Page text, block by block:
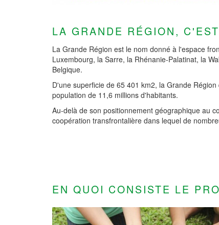
LA GRANDE RÉGION,
La Grande Région est le nom donné à l'espace
Luxembourg, la Sarre, la Rhénanie-Palatinat, la
Belgique.
D'une superficie de 65 401 km2, la Grande
population de 11,6 millions d'habitants.
Au-delà de son positionnement géographique au
coopération transfrontalière dans lequel de
EN QUOI CONSISTE LE